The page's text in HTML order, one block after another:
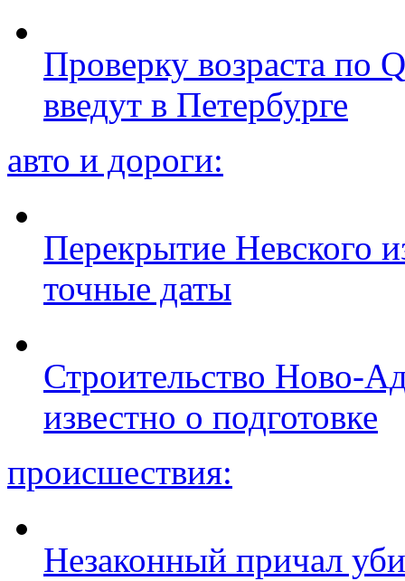
Проверку возраста по
введут в Петербурге
авто и дороги:
Перекрытие Невского
точные даты
Строительство Ново-
известно о подготовке
происшествия:
Незаконный причал